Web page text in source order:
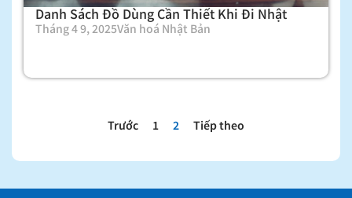
Danh Sách Đồ Dùng Cần Thiết Khi Đi Nhật
Tháng 4 9, 2025Văn hoá Nhật Bản
Trước 1 2 Tiếp theo